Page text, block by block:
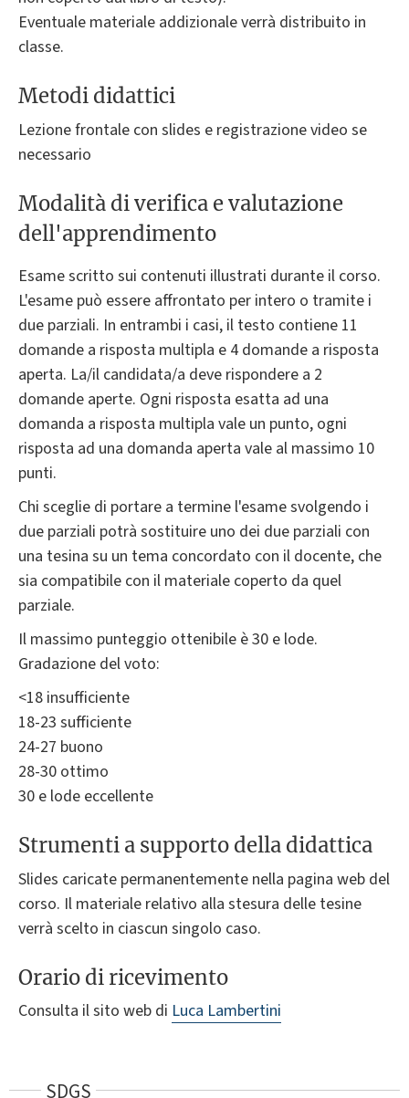
Eventuale materiale addizionale verrà distribuito in
classe.
Metodi didattici
Lezione frontale con slides e registrazione video se
necessario
Modalità di verifica e valutazione
dell'apprendimento
Esame scritto sui contenuti illustrati durante il corso.
L'esame può essere affrontato per intero o tramite i
due parziali. In entrambi i casi, il testo contiene 11
domande a risposta multipla e 4 domande a risposta
aperta. La/il candidata/a deve rispondere a 2
domande aperte. Ogni risposta esatta ad una
domanda a risposta multipla vale un punto, ogni
risposta ad una domanda aperta vale al massimo 10
punti.
Chi sceglie di portare a termine l'esame svolgendo i
due parziali potrà sostituire uno dei due parziali con
una tesina su un tema concordato con il docente, che
sia compatibile con il materiale coperto da quel
parziale.
Il massimo punteggio ottenibile è 30 e lode.
Gradazione del voto:
<18 insufficiente
18-23 sufficiente
24-27 buono
28-30 ottimo
30 e lode eccellente
Strumenti a supporto della didattica
Slides caricate permanentemente nella pagina web del
corso. Il materiale relativo alla stesura delle tesine
verrà scelto in ciascun singolo caso.
Orario di ricevimento
Consulta il sito web di Luca Lambertini
SDGS